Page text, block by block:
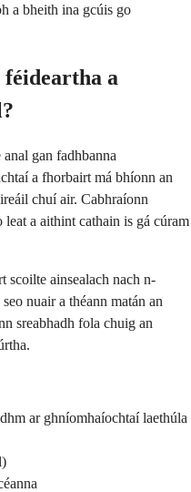
a bheith ina gcúis go
a
gan fadhbanna
a fhorbairt má bhíonn an
chuí air. Cabhraíonn
leat a aithint cathain is gá cúram
scoilte ainsealach nach n-
nuair a théann matán an
sreabhadh fola chuig an
ar ghníomhaíochtaí laethúla